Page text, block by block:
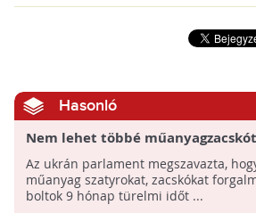
Hasonló
Nem lehet többé
ukrán boltokban
Az ukrán parlament megszavazta,
műanyag szatyrokat, zacskókat
boltok 9 hónap türelmi időt ...